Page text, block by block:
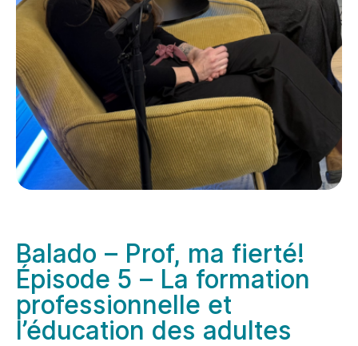
Balado – Prof, ma fierté!
Épisode 5 – La formation
professionnelle et
l’éducation des adultes